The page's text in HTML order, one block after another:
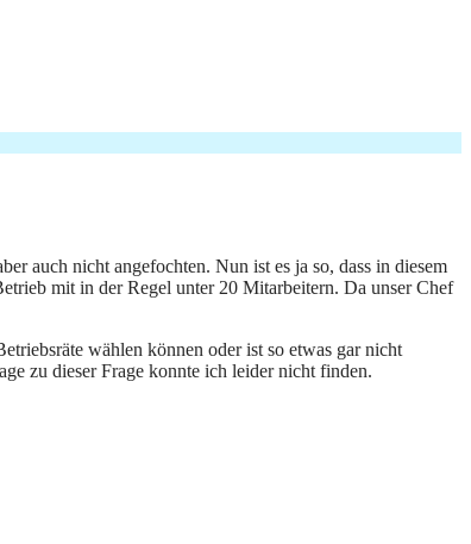
auch nicht angefochten. Nun ist es ja so, dass in diesem
mit in der Regel unter 20 Mitarbeitern. Da unser Chef
wählen können oder ist so etwas gar nicht
zu dieser Frage konnte ich leider nicht finden.